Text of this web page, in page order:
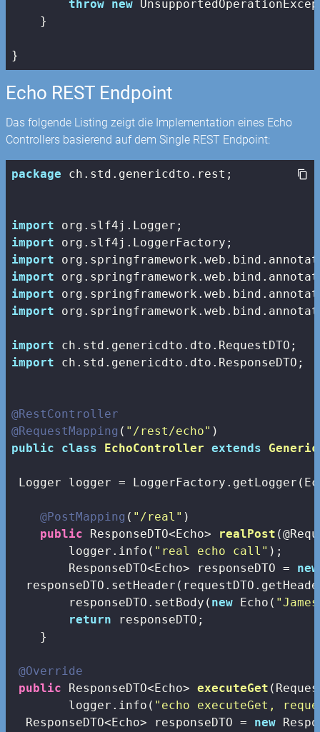
throw new
    }
}
Echo REST Endpoint
Das folgende Listing zeigt die Implementation eines Echo
Controllers basierend auf dem Single REST Endpoint:
package ch.std.genericdto.rest;
import
import
import
import
import
import
import
import ch.std.genericdto.dto.ResponseDTO;
@RestController
@RequestMapping ( "/rest/echo"
public
class EchoController extends
Logger logger =
@PostMapping ( "/real" )
public ResponseDTO<Echo> realPost
        logger.info(
"real echo call" );
        ResponseDTO<Echo> responseDTO =
new
        responseDTO.setBody(
new Echo(
return responseDTO;
    }
@Override
public ResponseDTO<Echo> executeGet
        logger.info(
"echo executeGet,
  ResponseDTO<Echo> responseDTO =
new